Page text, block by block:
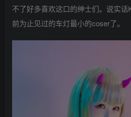
不了好多喜欢这口的绅士们。说实话
前为止见过的车灯最小的coser了。